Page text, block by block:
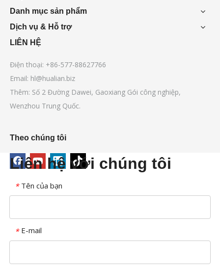
Danh mục sản phẩm
Dịch vụ & Hỗ trợ
LIÊN HỆ
Điện thoại: +86-577-88627766
Email: hl@hualian.biz
Thêm: Số 2 Đường Dawei, Gaoxiang Gói công nghiệp,
Wenzhou Trung Quốc.
Theo chúng tôi
Liên hệ với chúng tôi
* Tên của bạn
* E-mail